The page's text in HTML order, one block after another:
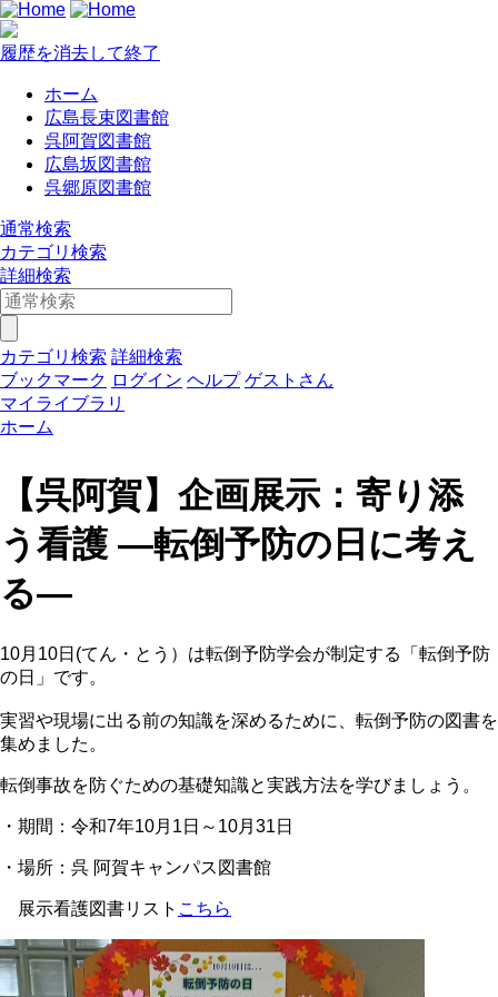
履歴を消去して終了
ホーム
広島長束図書館
呉阿賀図書館
広島坂図書館
呉郷原図書館
通常検索
カテゴリ検索
詳細検索
カテゴリ検索 詳細検索
ブックマーク ログイン ヘルプ ゲストさん
マイライブラリ
ホーム
【呉阿賀】企画展示：寄り添
う看護 ―転倒予防の日に考え
る―
10月10日(てん・とう）は転倒予防学会が制定する「転倒予防
の日」です。
実習や現場に出る前の知識を深めるために、転倒予防の図書を
集めました。
転倒事故を防ぐための基礎知識と実践方法を学びましょう。
・期間：令和7年10月1日～10月31日
・場所：呉 阿賀キャンパス図書館
展示看護図書リスト こちら